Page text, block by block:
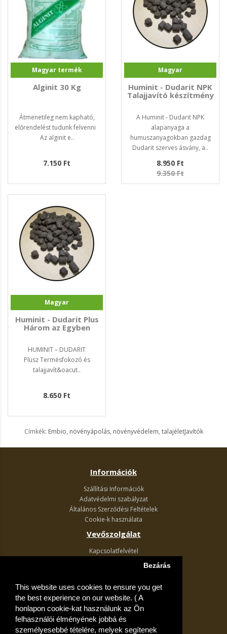
This website uses cookies to ensure you get
the best experience on our website. ( A
honlapon cookie-kat használunk az Ön
felhasználói élményének jobbá és
személyesebbé tételére, melyek segítenek
Bezárás
Magyar termék
Alginit 30 Kg
Átmenetileg nem kapható,
előrendelést tudunk felvenni
Az alginit e..
7.150 Ft
Magyar
Huminit - Dudarit NPK
Talajjavító készítmény
A Huminit - Dudarit NPK
alapanyaga a
humuszanyagokban gazdag
Dudarit szerves ásvány, a..
8.950 Ft
9.350 Ft
Magyar
Huminit - Dudarit Plus
Három az Egyben
HUMINIT – DUDARIT
Plusz Termésfokozó és
talajjavít&oacut..
8.650 Ft
Címkék: Embio, növényápolás, növényvédelem, talajéletJavítók
Információk
Szállítási Információk
Adatvédelmi szabályzat
Általános Szerződési Feltételek
Cookie-k használata
Vevőszolgálat
Kapcsolatfelvétel
Akciós ajánlatok
Fiók
Kívánságlista